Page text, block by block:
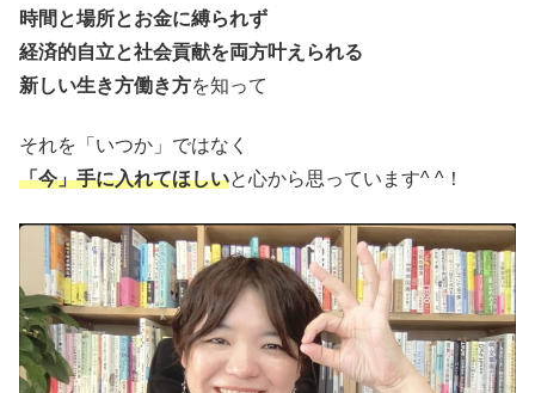
時間と場所とお金に縛られず
経済的自立と社会貢献を両方叶えられる
新しい生き方働き方を知って
それを「いつか」ではなく
「今」手に入れてほしいと心から思っています^ ^！